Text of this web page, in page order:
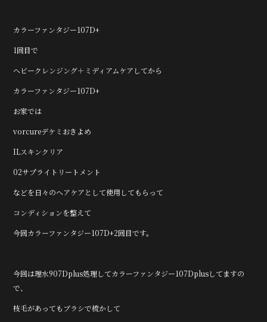
カラーファンタジー107D+
1回目で
ヘビークレンジング＋ミディアムケアしてから
カラーファンタジー107D+
お家では
vorcureデケミおきよめ
ILスキンクリア
02サプライトリートメント
などを日々のヘアケアとして使用してもらって
コンディションを整えて
今回カラーファンタジー107D+2回目です。
今回は理水907Dplus処理してカラーファンタジー107Dplusしてますの
で、
枝毛があってもブラシで梳かして